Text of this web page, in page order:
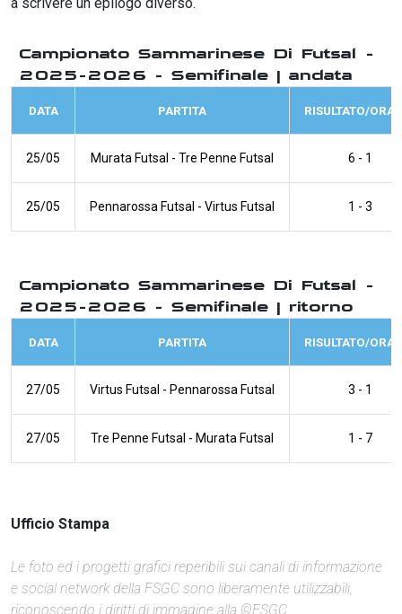
Campionato Sammarinese Di Futsal -
2025-2026 - Semifinale | andata
DATA PARTITA RISULTATO/
25/05 Murata Futsal - Tre Penne Futsal 6 - 1
25/05 Pennarossa Futsal - Virtus Futsal 1 - 3
Campionato Sammarinese Di Futsal -
2025-2026 - Semifinale | ritorno
DATA PARTITA RISULTATO/
27/05 Virtus Futsal - Pennarossa Futsal 3 - 1
27/05 Tre Penne Futsal - Murata Futsal 1 - 7
Ufficio Stampa
Le foto ed i progetti grafici reperibili sui canali di informazione
e social network della FSGC sono liberamente utilizzabili,
riconoscendo i diritti di immagine alla ©FSGC